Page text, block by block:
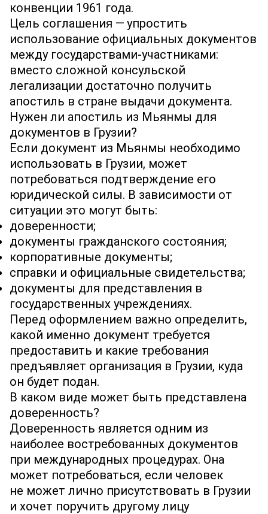
конвенции 1961 года.
Цель соглашения — упростить
использование официальных документов
между государствами‐участниками:
вместо сложной консульской
легализации достаточно получить
апостиль в стране выдачи документа.
Нужен ли апостиль из Мьянмы для
документов в Грузии?
Если документ из Мьянмы необходимо
использовать в Грузии, может
потребоваться подтверждение его
юридической силы. В зависимости от
ситуации это могут быть:
доверенности;
документы гражданского состояния;
корпоративные документы;
справки и официальные свидетельства;
документы для представления в
государственных учреждениях.
Перед оформлением важно определить,
какой именно документ требуется
предоставить и какие требования
предъявляет организация в Грузии, куда
он будет подан.
В каком виде может быть представлена
доверенность?
Доверенность является одним из
наиболее востребованных документов
при международных процедурах. Она
может потребоваться, если человек
не может лично присутствовать в Грузии
и хочет поручить другому лицу